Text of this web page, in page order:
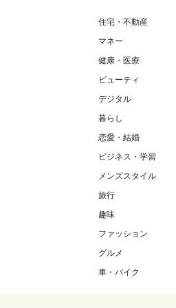
住宅・不動産
マネー
健康・医療
ビューティ
デジタル
暮らし
恋愛・結婚
ビジネス・学習
メンズスタイル
旅行
趣味
ファッション
グルメ
車・バイク